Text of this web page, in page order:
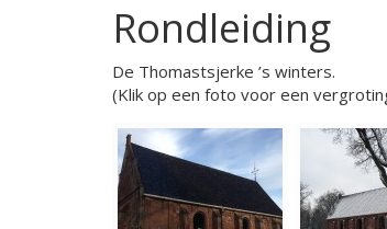
Rondleiding
De Thomastsjerke ’s winters.
(Klik op een foto voor een